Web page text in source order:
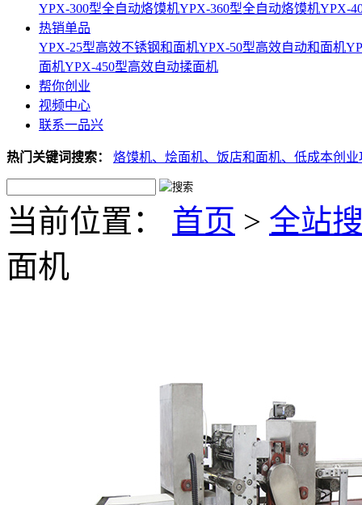
YPX-300型全自动烙馍机YPX-360型全自动烙馍机YPX-
热销单品
YPX-25型高效不锈钢和面机YPX-50型高效自动和面机
面机YPX-450型高效自动揉面机
帮你创业
视频中心
联系一品兴
热门关键词搜索： 烙馍机、 烩面机、 饭店和面机、 低成本创业
当前位置： 首页 > 全站
面机